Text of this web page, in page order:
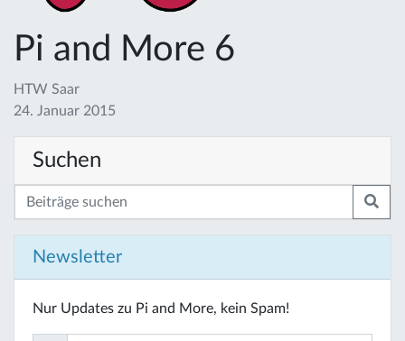
Pi and More 6
HTW Saar
24. Januar 2015
Suchen
Newsletter
Nur Updates zu Pi and More, kein Spam!